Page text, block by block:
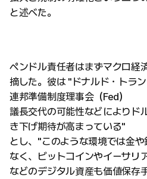
と述べた。
ペンドル責任者はまずマクロ経
摘した。彼は "ドナルド・トラン
連邦準備制度理事会（Fed）
議長交代の可能性などによりド
き下げ期待が高まっている"
とし、"このような環境では金
なく、ビットコインやイーサリ
などのデジタル資産も価値保存